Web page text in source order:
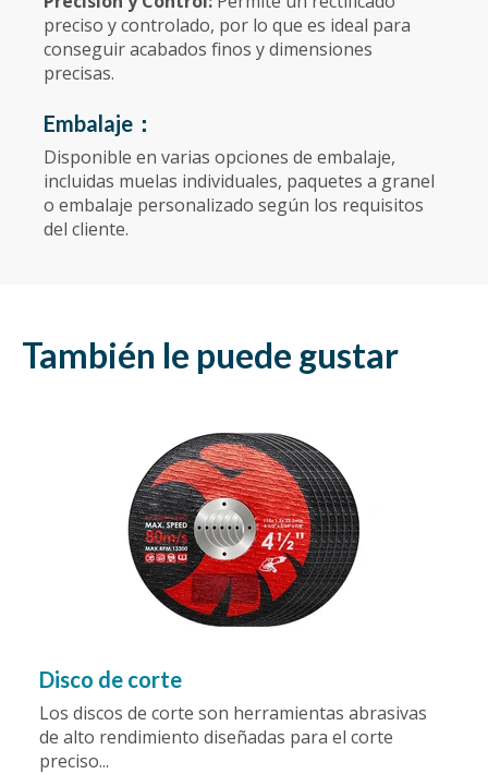
preciso y controlado, por lo que es ideal para
conseguir acabados finos y dimensiones
precisas.
Embalaje：
Disponible en varias opciones de embalaje,
incluidas muelas individuales, paquetes a granel
o embalaje personalizado según los requisitos
del cliente.
También le puede gustar
Disco de corte
Los discos de corte son herramientas abrasivas
de alto rendimiento diseñadas para el corte
preciso...